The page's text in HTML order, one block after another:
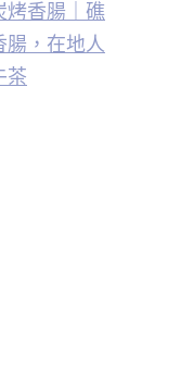
烤香腸｜礁
腸，在地人
茶